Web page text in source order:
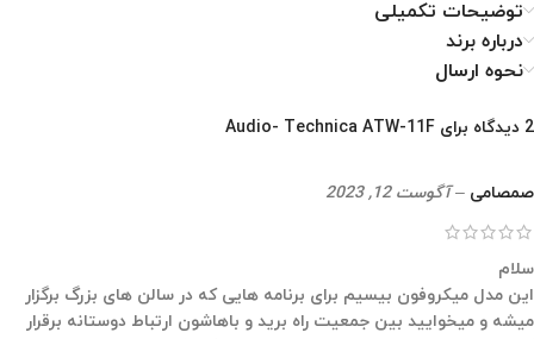
توضیحات تکمیلی
درباره برند
نحوه ارسال
2 دیدگاه برای Audio- Technica ATW-11F
صمصامی – آگوست 12, 2023
سلام
این مدل میکروفون بیسیم برای برنامه هایی که در سالن های بزرگ برگزار
میشه و میخوایید بین جمعیت راه برید و باهاشون ارتباط دوستانه برقرار